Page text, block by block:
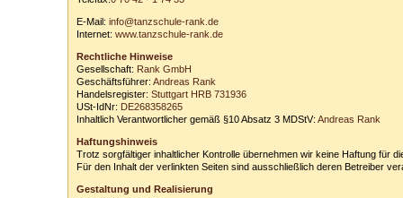
E-Mail: info@tanzschule-rank.de
Internet: www.tanzschule-rank.de
Rechtliche Hinweise
Gesellschaft: Rank GmbH
Geschäftsführer: Andreas Rank
Handelsregister: Stuttgart HRB 731936
USt-IdNr: DE268358265
Inhaltlich Verantwortlicher gemäß §10 Absatz 3 MDStV: Andreas Rank
Haftungshinweis
Trotz sorgfältiger inhaltlicher Kontrolle übernehmen wir keine Haftung für
Für den Inhalt der verlinkten Seiten sind ausschließlich deren Betreiber
Gestaltung und Realisierung